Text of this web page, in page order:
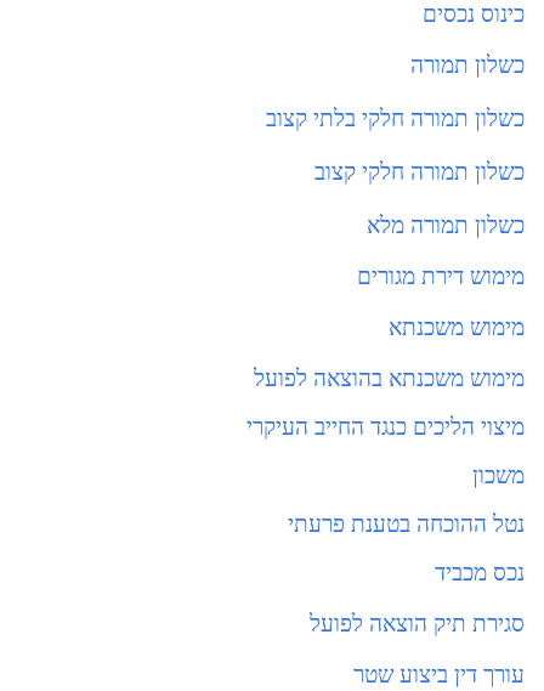
כינוס נכסים
כשלון תמורה
כשלון תמורה חלקי בלתי קצוב
כשלון תמורה חלקי קצוב
כשלון תמורה מלא
מימוש דירת מגורים
מימוש משכנתא
מימוש משכנתא בהוצאה לפועל
מיצוי הליכים כנגד החייב העיקרי
משכון
נטל ההוכחה בטענת פרעתי
נכס מכביד
סגירת תיק הוצאה לפועל
עורך דין ביצוע שטר